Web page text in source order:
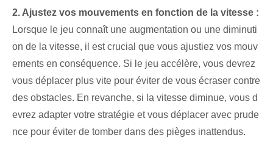
2. Ajustez vos mouvements en fonction de la vitesse :
Lorsque le jeu connaît une augmentation ou une diminuti
on de la vitesse, il est crucial que vous ajustiez vos mouv
ements en conséquence. Si ⁢le jeu accélère⁣, vous devrez
vous déplacer plus vite pour éviter de vous écraser ⁢contre
des obstacles. En revanche, si la vitesse diminue, vous d
evrez adapter votre stratégie et vous déplacer avec prude
nce pour éviter de tomber dans des pièges inattendus.